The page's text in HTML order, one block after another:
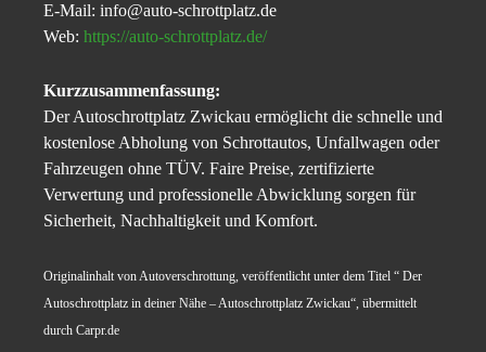
E-Mail: info@auto-schrottplatz.de
Web: https://auto-schrottplatz.de/
Kurzzusammenfassung:
Der Autoschrottplatz Zwickau ermöglicht die schnelle und
kostenlose Abholung von Schrottautos, Unfallwagen oder
Fahrzeugen ohne TÜV. Faire Preise, zertifizierte
Verwertung und professionelle Abwicklung sorgen für
Sicherheit, Nachhaltigkeit und Komfort.
Originalinhalt von Autoverschrottung, veröffentlicht unter dem Titel “ Der
Autoschrottplatz in deiner Nähe – Autoschrottplatz Zwickau“, übermittelt
durch Carpr.de